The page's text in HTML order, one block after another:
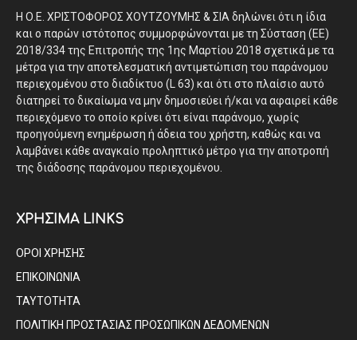
Η Ο.Ε. ΧΡΙΣΤΟΦΟΡΟΣ ΧΟΥΤΖΟΥΜΗΣ & ΣΙΑ δηλώνει ότι η ίδια
και ο παρών ιστότοπος συμμορφώνονται με τη Σύσταση (ΕΕ)
2018/334 της Επιτροπής της 1ης Μαρτίου 2018 σχετικά με τα
μέτρα για την αποτελεσματική αντιμετώπιση του παράνομου
περιεχομένου στο διαδίκτυο (L 63) και ότι στο πλαίσιο αυτό
διατηρεί το δικαίωμα να μην δημοσιεύει ή/και να αφαιρεί κάθε
περιεχόμενο το οποίο κρίνει ότι είναι παράνομο, χωρίς
προηγούμενη ενημέρωση ή άδεια του χρήστη, καθώς και να
λαμβάνει κάθε αναγκαίο προληπτικό μέτρο για την αποτροπή
της διάδοσης παράνομου περιεχομένου.
ΧΡΗΣΙΜΑ LINKS
ΟΡΟΙ ΧΡΗΣΗΣ
ΕΠΙΚΟΙΝΩΝΙΑ
ΤΑΥΤΟΤΗΤΑ
ΠΟΛΙΤΙΚΗ ΠΡΟΣΤΑΣΙΑΣ ΠΡΟΣΩΠΙΚΩΝ ΔΕΔΟΜΕΝΩΝ